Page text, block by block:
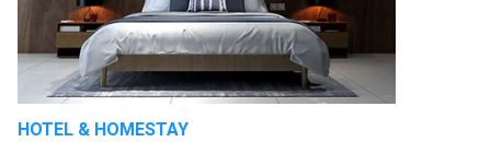
HOTEL & HOMESTAY